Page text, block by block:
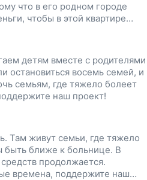
что в его родном городе
чтобы в этой квартире
им одержать победу,
детям вместе с родителями
остановиться восемь семей, и
семьям, где тяжело болеет
наш проект!
Там живут семьи, где тяжело
быть ближе к больнице. В
продолжается.
времена, поддержите наш